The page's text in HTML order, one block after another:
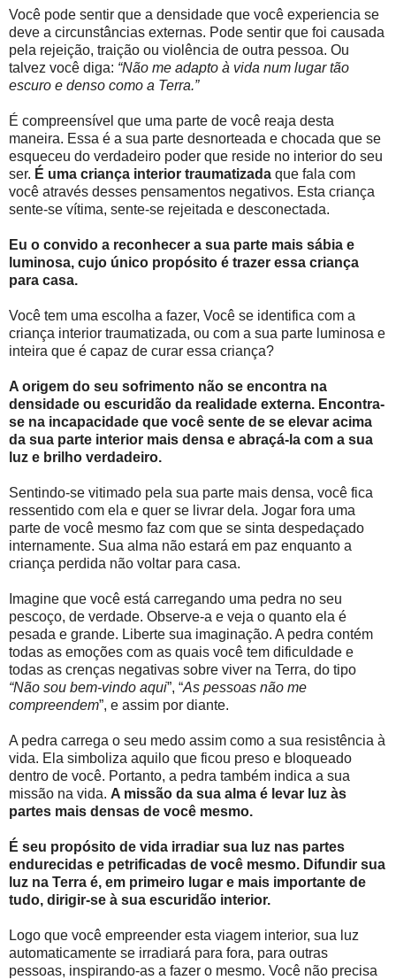
Você pode sentir que a densidade que você experiencia se
deve a circunstâncias externas. Pode sentir que foi causada
pela rejeição, traição ou violência de outra pessoa. Ou
talvez você diga: “Não me adapto à vida num lugar tão
escuro e denso como a Terra.”
É compreensível que uma parte de você reaja desta
maneira. Essa é a sua parte desnorteada e chocada que se
esqueceu do verdadeiro poder que reside no interior do seu
ser. É uma criança interior traumatizada que fala com
você através desses pensamentos negativos. Esta criança
sente-se vítima, sente-se rejeitada e desconectada.
Eu o convido a reconhecer a sua parte mais sábia e
luminosa, cujo único propósito é trazer essa criança
para casa.
Você tem uma escolha a fazer, Você se identifica com a
criança interior traumatizada, ou com a sua parte luminosa e
inteira que é capaz de curar essa criança?
A origem do seu sofrimento não se encontra na
densidade ou escuridão da realidade externa. Encontra-
se na incapacidade que você sente de se elevar acima
da sua parte interior mais densa e abraçá-la com a sua
luz e brilho verdadeiro.
Sentindo-se vitimado pela sua parte mais densa, você fica
ressentido com ela e quer se livrar dela. Jogar fora uma
parte de você mesmo faz com que se sinta despedaçado
internamente. Sua alma não estará em paz enquanto a
criança perdida não voltar para casa.
Imagine que você está carregando uma pedra no seu
pescoço, de verdade. Observe-a e veja o quanto ela é
pesada e grande. Liberte sua imaginação. A pedra contém
todas as emoções com as quais você tem dificuldade e
todas as crenças negativas sobre viver na Terra, do tipo
“Não sou bem-vindo aqui”, “As pessoas não me
compreendem”, e assim por diante.
A pedra carrega o seu medo assim como a sua resistência à
vida. Ela simboliza aquilo que ficou preso e bloqueado
dentro de você. Portanto, a pedra também indica a sua
missão na vida. A missão da sua alma é levar luz às
partes mais densas de você mesmo.
É seu propósito de vida irradiar sua luz nas partes
endurecidas e petrificadas de você mesmo. Difundir sua
luz na Terra é, em primeiro lugar e mais importante de
tudo, dirigir-se à sua escuridão interior.
Logo que você empreender esta viagem interior, sua luz
automaticamente se irradiará para fora, para outras
pessoas, inspirando-as a fazer o mesmo. Você não precisa